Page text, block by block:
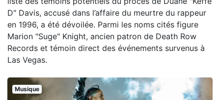
D" Davis, accusé dans l’affaire du meurtre du rappeur
en 1996, a été dévoilée. Parmi les noms cités figure
Marion "Suge" Knight, ancien patron de Death Row
Records et témoin direct des événements survenus à
Las Vegas.
Musique